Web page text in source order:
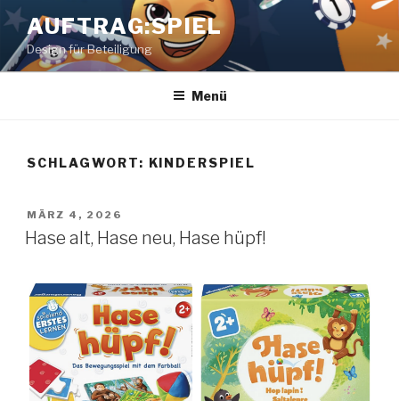
Zum
Inhalt
springen
AUFTRAG:SPIEL
Design für Beteiligung
Menü
SCHLAGWORT: KINDERSPIEL
VERÖFFENTLICHT
AM
MÄRZ 4, 2026
Hase alt, Hase neu, Hase hüpf!